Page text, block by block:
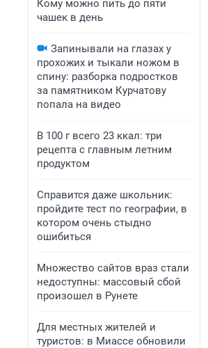
Кому можно пить до пяти
чашек в день
Запинывали на глазах у
прохожих и тыкали ножом в
спину: разборка подростков
за памятником Курчатову
попала на видео
В 100 г всего 23 ккал: три
рецепта с главным летним
продуктом
Справится даже школьник:
пройдите тест по географии, в
котором очень стыдно
ошибиться
Множество сайтов враз стали
недоступны: массовый сбой
произошел в Рунете
Для местных жителей и
туристов: в Миассе обновили